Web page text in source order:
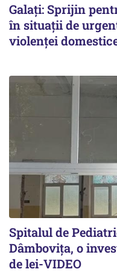
Galați: Sprijin
în situații de
violenței
Spitalul de
Dâmbovița, o
de lei-VIDEO